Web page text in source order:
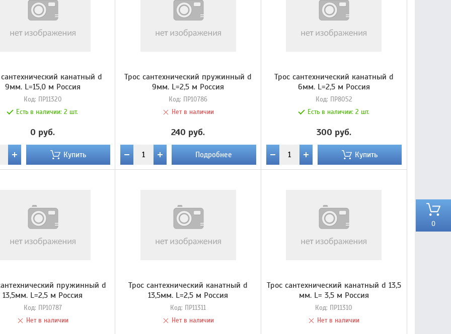
0
канатный d
9мм. L=15,0 м Россия
Код: ПР11320
Есть в наличии:2 шт.
0 руб.
Купить
Трос сантехнический пружинный d
9мм. L=2,5 м Россия
Код: ПР10786
Нет в наличии
240 руб.
Подробнее
Трос сантехнический канатный d
6мм. L=2,5 м Россия
Код: ПР8052
Есть в наличии: 2 шт.
300 руб.
Купить
пружинный d
13,5мм. L=2,5 м Россия
Код: ПР10787
Нет в наличии
Трос сантехнический канатный d
13,5мм. L=2,5 м Россия
Код: ПР11311
Нет в наличии
Трос сантехнический канатный d 13,5
мм. L= 3,5 м Россия
Код: ПР11310
Нет в наличии